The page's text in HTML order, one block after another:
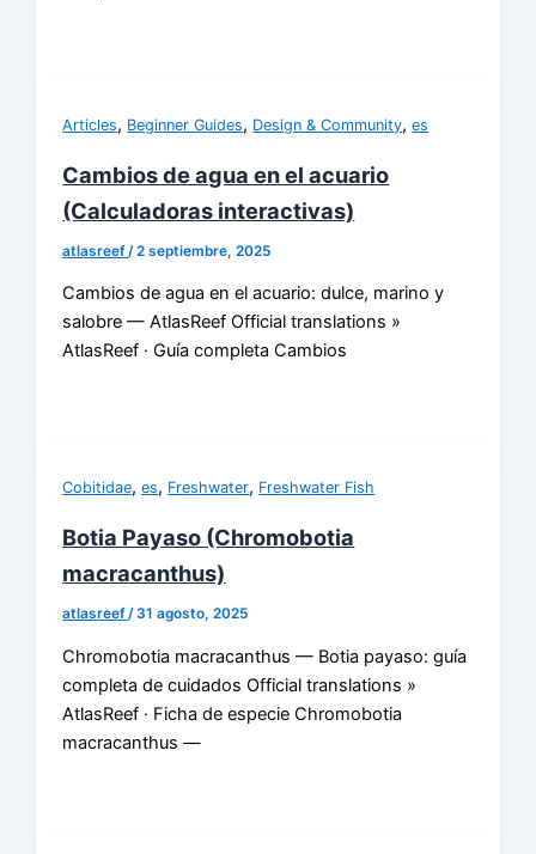
Articles, Beginner Guides, Design & Community,es
Cambios de agua en el acuario
(Calculadoras interactivas)
atlasreef /2 septiembre, 2025
Cambios de agua en el acuario: dulce, marino y
salobre — AtlasReef Official translations »
AtlasReef · Guía completa Cambios
Cobitidae,es, Freshwater, Freshwater Fish
Botia Payaso (Chromobotia
macracanthus)
atlasreef/31 agosto, 2025
Chromobotia macracanthus — Botia payaso: guía
completa de cuidados Official translations »
AtlasReef · Ficha de especie Chromobotia
macracanthus —